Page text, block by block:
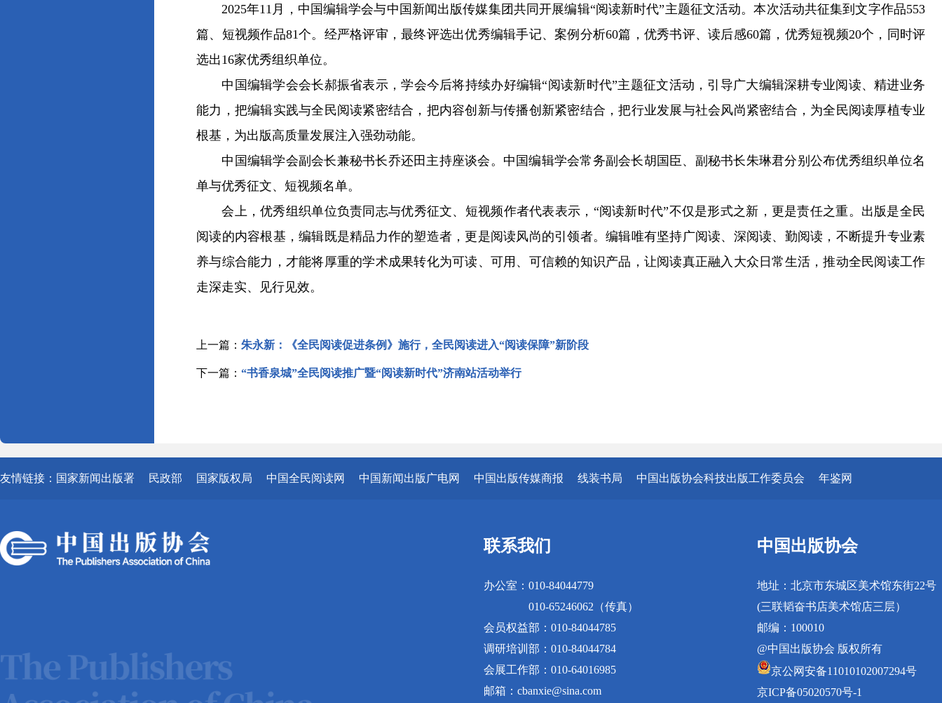
2025年11月，中国编辑学会与中国新闻出版传媒集团共同开展编辑“阅读新时代”主题征文活动。本次活动共征集到文字作品553
篇、短视频作品81个。经严格评审，最终评选出优秀编辑手记、案例分析60篇，优秀书评、读后感60篇，优秀短视频20个，同时评
选出16家优秀组织单位。
中国编辑学会会长郝振省表示，学会今后将持续办好编辑“阅读新时代”主题征文活动，引导广大编辑深耕专业阅读、精进业务
能力，把编辑实践与全民阅读紧密结合，把内容创新与传播创新紧密结合，把行业发展与社会风尚紧密结合，为全民阅读厚植专业
根基，为出版高质量发展注入强劲动能。
中国编辑学会副会长兼秘书长乔还田主持座谈会。中国编辑学会常务副会长胡国臣、副秘书长朱琳君分别公布优秀组织单位名
单与优秀征文、短视频名单。
会上，优秀组织单位负责同志与优秀征文、短视频作者代表表示，“阅读新时代”不仅是形式之新，更是责任之重。出版是全民
阅读的内容根基，编辑既是精品力作的塑造者，更是阅读风尚的引领者。编辑唯有坚持广阅读、深阅读、勤阅读，不断提升专业素
养与综合能力，才能将厚重的学术成果转化为可读、可用、可信赖的知识产品，让阅读真正融入大众日常生活，推动全民阅读工作
走深走实、见行见效。
上一篇： 朱永新：《全民阅读促进条例》施行，全民阅读进入“阅读保障”新阶段
下一篇： “书香泉城”全民阅读推广暨“阅读新时代”济南站活动举行
友情链接： 国家新闻出版署 民政部 国家版权局 中国全民阅读网 中国新闻出版广电网 中国出版传媒商报 线装书局 中国出版协会科技出版工作委员会 年鉴网
联系我们
办公室：010-84044779
010-65246062（传真）
会员权益部：010-84044785
调研培训部：010-84044784
会展工作部：010-64016985
邮箱：cbanxie@sina.com
中国出版协会
地址：北京市东城区美术馆东街22号
(三联韬奋书店美术馆店三层）
邮编：100010
@中国出版协会 版权所有
京公网安备11010102007294号
京ICP备05020570号-1